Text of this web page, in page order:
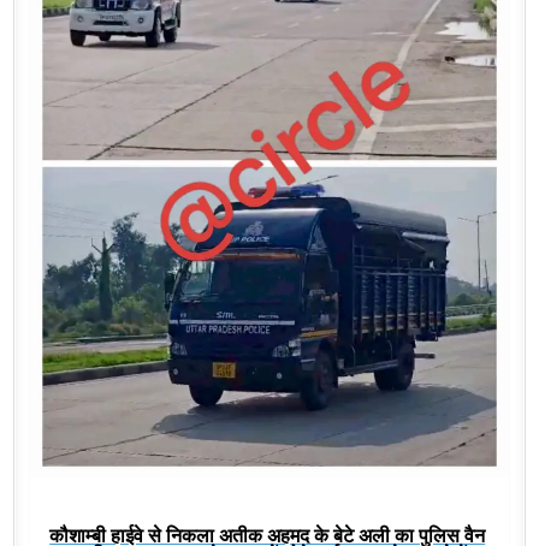
कौशाम्बी हाईवे से निकला अतीक अहमद के बेटे अली का पुलिस वैन